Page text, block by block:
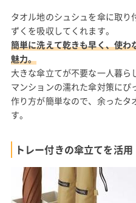
タオル地のシュシュを傘に取り
ずくを吸収してくれます。
簡単に洗えて乾きも早く、使
魅力。
大きな傘立てが不要な一人暮ら
マンションの濡れた傘対策にぴ
作り方が簡単なので、余ったタ
す。
トレー付きの傘立てを活用